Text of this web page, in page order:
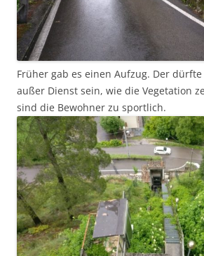
Früher gab es einen Aufzug. Der
außer Dienst sein, wie die Vegetation
sind die Bewohner zu sportlich.